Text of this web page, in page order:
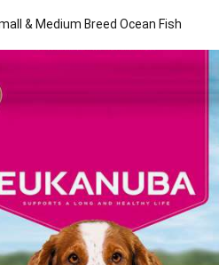
& Medium Breed Ocean Fish